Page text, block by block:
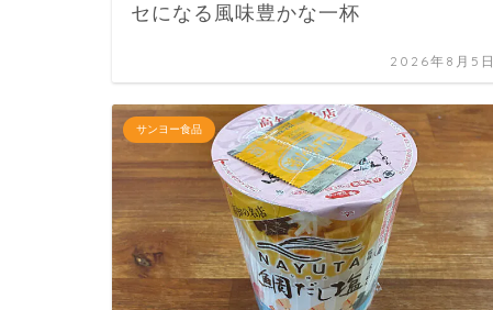
セになる風味豊かな一杯
2026年8月5日
サンヨー食品